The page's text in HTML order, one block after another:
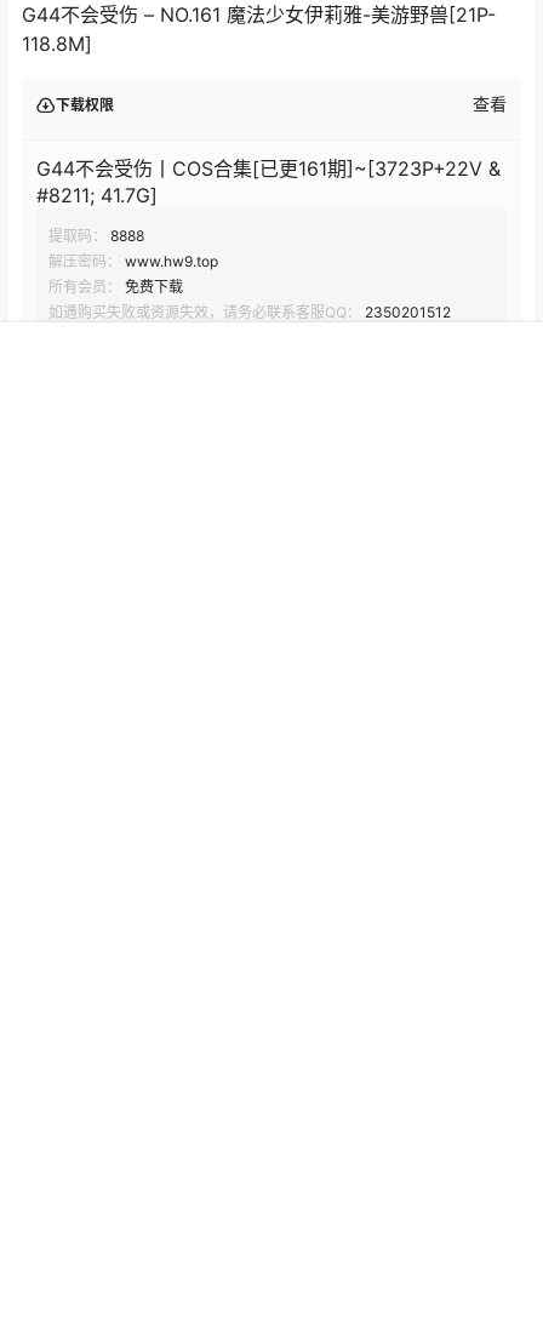
G44不会受伤 – NO.161 魔法少女伊莉雅-美游野兽[21P-
118.8M]
下载权限 查看
G44不会受伤丨COS合集[已更161期]~[3723P+22V &
#8211; 41.7G]
提取码：
8888
解压密码：
www.hw9.top
所有会员：
免费下载
如遇购买失败或资源失效，请务必联系客服QQ：
2350201512